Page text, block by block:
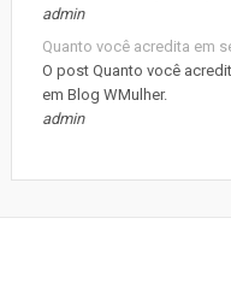
admin
Quanto você acredita em
O post Quanto você
em Blog WMulher.
admin